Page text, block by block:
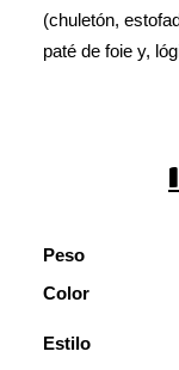
(chuletón,
paté de foie y,
Peso
Color
Estilo